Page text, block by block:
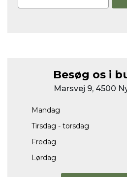
Besøg os i
Marsvej 9, 4500
Mandag
Tirsdag - torsdag
Fredag
Lørdag